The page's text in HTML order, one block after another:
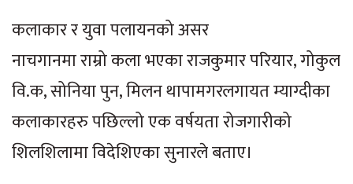
कलाकार र युवा पलायनको असर
नाचगानमा राम्रो कला भएका राजकुमार परियार, गोकुल
वि.क, सोनिया पुन, मिलन थापामगरलगायत म्याग्दीका
कलाकारहरु पछिल्लो एक वर्षयता रोजगारीको
शिलशिलामा विदेशिएका सुनारले बताए।